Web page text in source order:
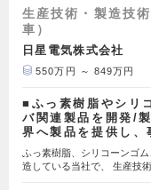
生産技術・製造技
車）
日星電気株式会社
550万円 ～ 849万円
■ふっ素樹脂やシリ
バ関連製品を開発/
界へ製品を提供し
ふっ素樹脂、シリコーンゴ
造している当社で、 生産技